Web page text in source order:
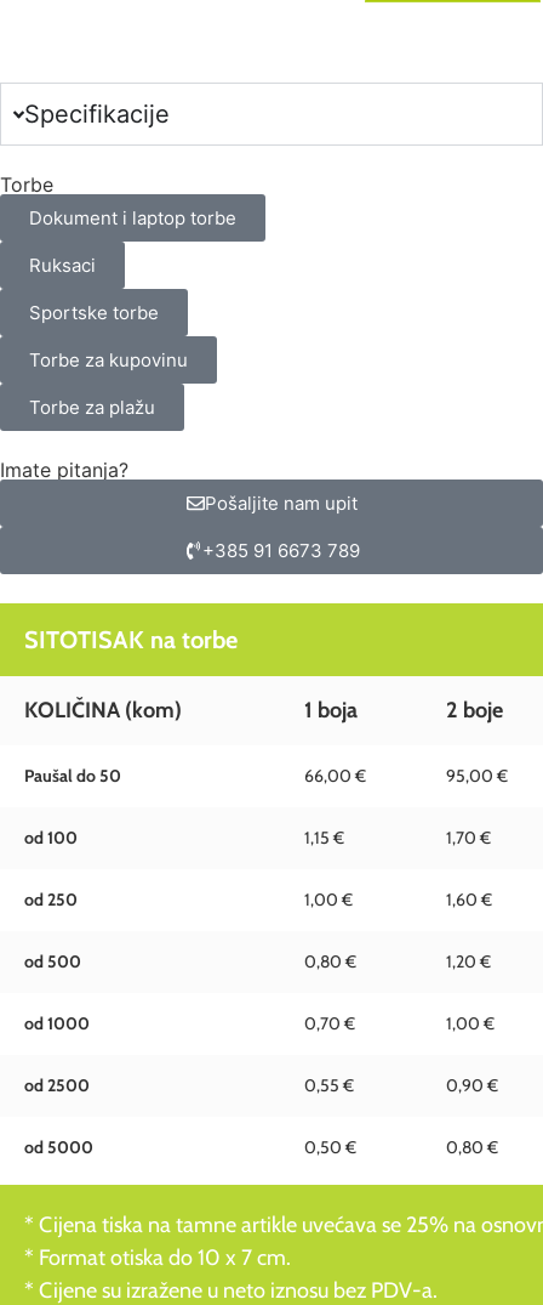
Specifikacije
Torbe
Dokument i laptop torbe
Ruksaci
Sportske torbe
Torbe za kupovinu
Torbe za plažu
Imate pitanja?
Pošaljite nam upit
+385 91 6673 789
SITOTISAK na torbe
KOLIČINA (kom) 1 boja 2 boje
Paušal do 50 66,00 € 95,00 €
od 100 1,15 € 1,70 €
od 250 1,00 € 1,60 €
od 500 0,80 € 1,20 €
od 1000 0,70 € 1,00 €
od 2500 0,55 € 0,90 €
od 5000 0,50 € 0,80 €
* Cijena tiska na tamne artikle uvećava se 25% na
* Format otiska do 10 x 7 cm.
* Cijene su izražene u neto iznosu bez PDV-a.